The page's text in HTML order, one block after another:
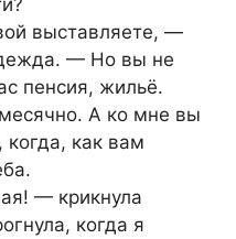
выставляете, —
— Но вы не
пенсия, жильё.
А ко мне вы
когда, как вам
— крикнула
когда я